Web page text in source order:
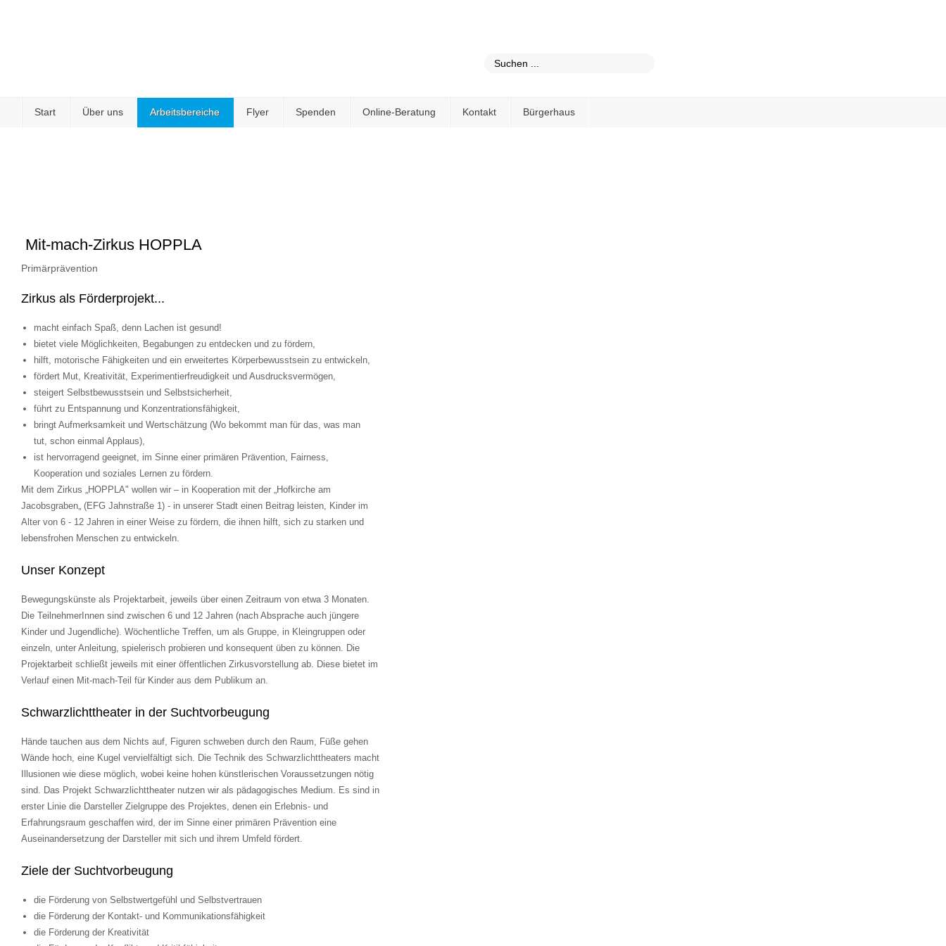
Start Über uns Arbeitsbereiche Flyer Spenden Online-Beratung Kontakt Bürgerhaus
Mit-mach-Zirkus HOPPLA
Primärprävention
Zirkus als Förderprojekt...
macht einfach Spaß, denn Lachen ist gesund!
bietet viele Möglichkeiten, Begabungen zu entdecken und zu fördern,
hilft, motorische Fähigkeiten und ein erweitertes Körperbewusstsein zu entwickeln,
fördert Mut, Kreativität, Experimentierfreudigkeit und Ausdrucksvermögen,
steigert Selbstbewusstsein und Selbstsicherheit,
führt zu Entspannung und Konzentrationsfähigkeit,
bringt Aufmerksamkeit und Wertschätzung (Wo bekommt man für das, was man
tut, schon einmal Applaus),
ist hervorragend geeignet, im Sinne einer primären Prävention, Fairness,
Kooperation und soziales Lernen zu fördern.
Mit dem Zirkus „HOPPLA" wollen wir – in Kooperation mit der „Hofkirche am
Jacobsgraben„ (EFG Jahnstraße 1) - in unserer Stadt einen Beitrag leisten, Kinder im
Alter von 6 - 12 Jahren in einer Weise zu fördern, die ihnen hilft, sich zu starken und
lebensfrohen Menschen zu entwickeln.
Unser Konzept
Bewegungskünste als Projektarbeit, jeweils über einen Zeitraum von etwa 3 Monaten.
Die TeilnehmerInnen sind zwischen 6 und 12 Jahren (nach Absprache auch jüngere
Kinder und Jugendliche). Wöchentliche Treffen, um als Gruppe, in Kleingruppen oder
einzeln, unter Anleitung, spielerisch probieren und konsequent üben zu können. Die
Projektarbeit schließt jeweils mit einer öffentlichen Zirkusvorstellung ab. Diese bietet im
Verlauf einen Mit-mach-Teil für Kinder aus dem Publikum an.
Schwarzlichttheater in der Suchtvorbeugung
Hände tauchen aus dem Nichts auf, Figuren schweben durch den Raum, Füße gehen
Wände hoch, eine Kugel vervielfältigt sich. Die Technik des Schwarzlichttheaters macht
Illusionen wie diese möglich, wobei keine hohen künstlerischen Voraussetzungen nötig
sind. Das Projekt Schwarzlichttheater nutzen wir als pädagogisches Medium. Es sind in
erster Linie die Darsteller Zielgruppe des Projektes, denen ein Erlebnis- und
Erfahrungsraum geschaffen wird, der im Sinne einer primären Prävention eine
Auseinandersetzung der Darsteller mit sich und ihrem Umfeld fördert.
Ziele der Suchtvorbeugung
die Förderung von Selbstwertgefühl und Selbstvertrauen
die Förderung der Kontakt- und Kommunikationsfähigkeit
die Förderung der Kreativität